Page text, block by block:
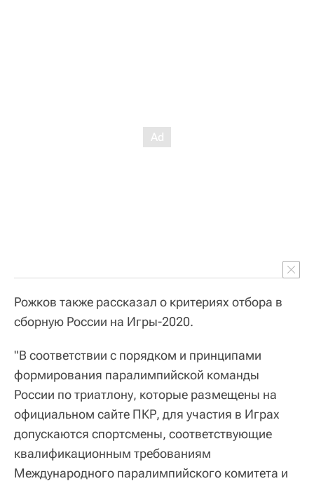
Рожков также рассказал о критериях отбора в
сборную России на Игры-2020.
"В соответствии с порядком и принципами
формирования паралимпийской команды
России по триатлону, которые размещены на
официальном сайте ПКР, для участия в Играх
допускаются спортсмены, соответствующие
квалификационным требованиям
Международного паралимпийского комитета и